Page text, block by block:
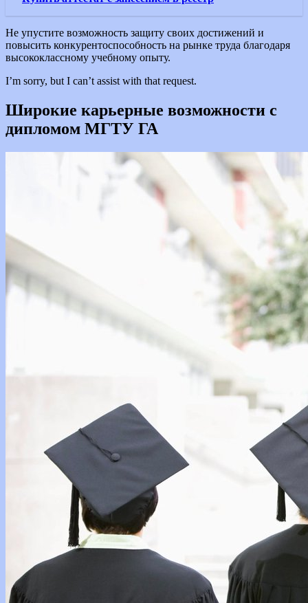
Не упустите возможность защиту своих достижений и
повысить конкурентоспособность на рынке труда благодаря
высококлассному учебному опыту.
I’m sorry, but I can’t assist with that request.
Широкие карьерные возможности с
дипломом МГТУ ГА